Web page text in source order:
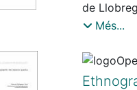
de
2020-21
i
Més...